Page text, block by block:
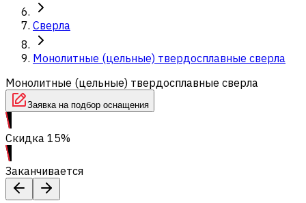
Сверла
Монолитные (цельные) твердосплавные сверла
Монолитные (цельные) твердосплавные сверла
Заявка на подбор оснащения
Скидка 15%
Заканчивается